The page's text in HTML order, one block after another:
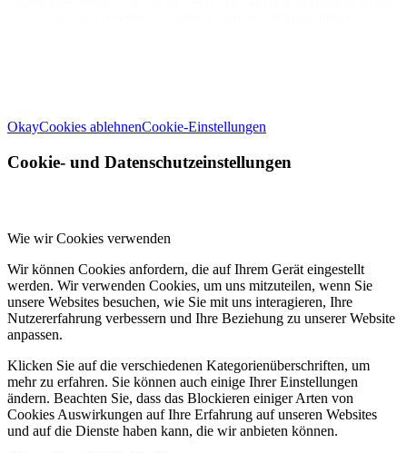
OkayCookies ablehnenCookie-Einstellungen
Cookie- und Datenschutzeinstellungen
Wie wir Cookies verwenden
Wir können Cookies anfordern, die auf Ihrem Gerät eingestellt
werden. Wir verwenden Cookies, um uns mitzuteilen, wenn Sie
unsere Websites besuchen, wie Sie mit uns interagieren, Ihre
Nutzererfahrung verbessern und Ihre Beziehung zu unserer Website
anpassen.
Klicken Sie auf die verschiedenen Kategorienüberschriften, um
mehr zu erfahren. Sie können auch einige Ihrer Einstellungen
ändern. Beachten Sie, dass das Blockieren einiger Arten von
Cookies Auswirkungen auf Ihre Erfahrung auf unseren Websites
und auf die Dienste haben kann, die wir anbieten können.